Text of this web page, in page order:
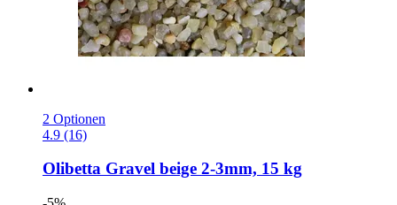
2 Optionen
4.9 (16)
Olibetta Gravel beige 2-​3mm, 15 kg